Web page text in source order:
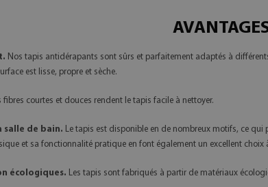
Nos tapis antidérapants sont sûrs et parfaitement adaptés à
est lisse, propre et sèche.
fibres courtes et douces rendent le tapis facile à nettoyer.
salle de bain. Le tapis est disponible en de nombreux motifs, ce qui
et sa fonctionnalité pratique en font également un excellent
écologiques. Les tapis sont fabriqués à partir de matériaux